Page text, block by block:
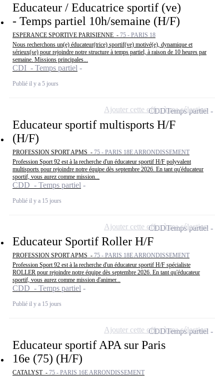
Educateur / Educatrice sportif (ve)
- Temps partiel 10h/semaine (H/F)
ESPERANCE SPORTIVE PARISIENNE - 75 - PARIS 18
Nous recherchons un(e) éducateur(trice) sportif(ve) motivé(e), dynamique et
sérieux(se) pour rejoindre notre structure à temps partiel, à raison de 10 heures par
semaine. Missions principales...
CDI - Temps partiel
Publié il y a 5 jours
Educateur sportif multisports H/F
(H/F)
PROFESSION SPORT APMS - 75 - PARIS 18E ARRONDISSEMENT
Profession Sport 92 est à la recherche d'un éducateur sportif H/F polyvalent
multisports pour rejoindre notre équipe dès septembre 2026. En tant qu'éducateur
sportif, vous aurez comme mission...
CDD - Temps partiel
Publié il y a 15 jours
CDDTemps partiel
Ajouter cette offre à ma sélection
Educateur Sportif Roller H/F
PROFESSION SPORT APMS - 75 - PARIS 18E ARRONDISSEMENT
Profession Sport 92 est à la recherche d'un éducateur sportif H/F spécialiste
ROLLER pour rejoindre notre équipe dès septembre 2026. En tant qu'éducateur
sportif, vous aurez comme mission d'animer...
CDD - Temps partiel
Publié il y a 15 jours
CDDTemps partiel
Ajouter cette offre à ma sélection
Educateur sportif APA sur Paris
16e (75) (H/F)
CATALYST - 75 - PARIS 16E ARRONDISSEMENT
CDDTemps partiel
Ajouter cette offre à ma sélection